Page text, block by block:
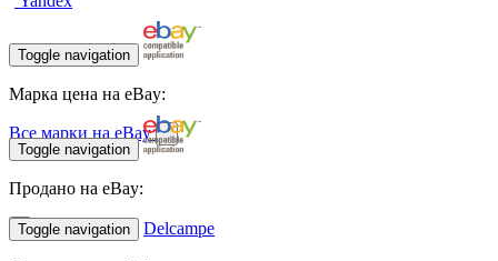
Toggle navigation
Марка цена на eBay:
Все марки на eBay
Toggle navigation
Продано на eBay:
Toggle navigation Delcampe